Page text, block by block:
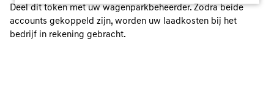
Deel dit token met uw wagenparkbeheerder. Zodra beide
accounts gekoppeld zijn, worden uw laadkosten bij het
bedrijf in rekening gebracht.